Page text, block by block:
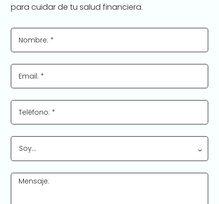
para cuidar de tu salud financiera.
Nombre: *
Email: *
Teléfono: *
Soy…
Mensaje: